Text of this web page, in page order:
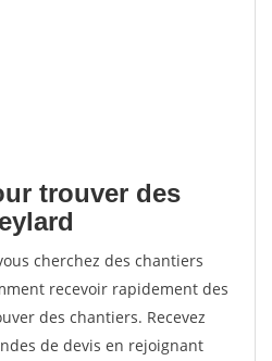
trouver des
cherchez des chantiers
recevoir rapidement des
des chantiers. Recevez
de devis en rejoignant